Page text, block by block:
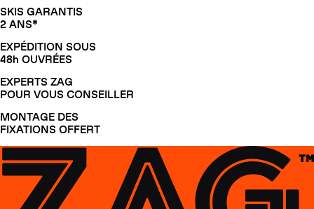
SKIS GARANTIS
2 ANS*
EXPÉDITION SOUS
48h OUVRÉES
EXPERTS ZAG
POUR VOUS CONSEILLER
MONTAGE DES
FIXATIONS OFFERT